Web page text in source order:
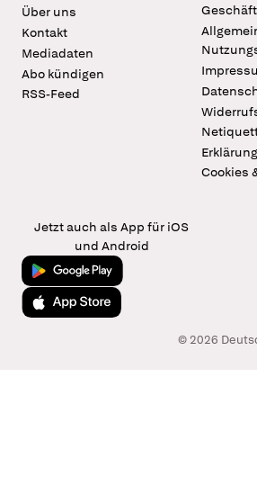
Über uns
Kontakt
Mediadaten
Abo kündigen
RSS-Feed
Cookies
Jetzt auch als App für iOS
und Android
Jetzt bei Google Play
Laden im App Store
© 2026